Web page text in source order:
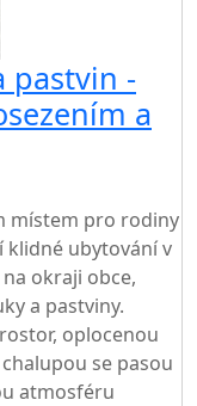
pastvin -
a
místem pro rodiny
klidné ubytování v
okraji obce,
a pastviny.
oplocenou
se pasou
atmosféru